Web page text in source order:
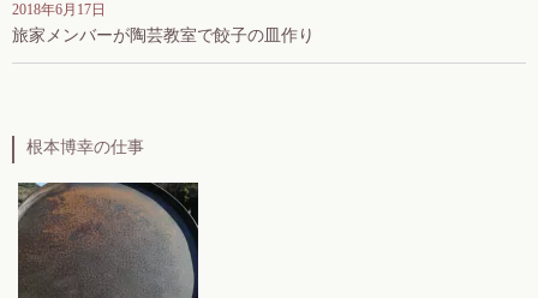
2018年6月17日
旅家メンバーが陶芸教室で餃子の皿作り
根本博幸の仕事